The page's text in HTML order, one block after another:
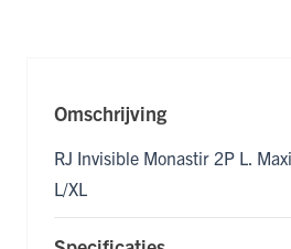
Omschrijving
RJ Invisible Monastir 2P L.
L/XL